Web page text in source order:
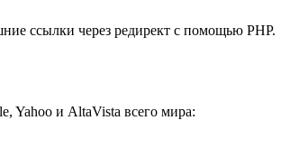
ссылки через редирект с помощью PHP.
Yahoo и AltaVista всего мира: